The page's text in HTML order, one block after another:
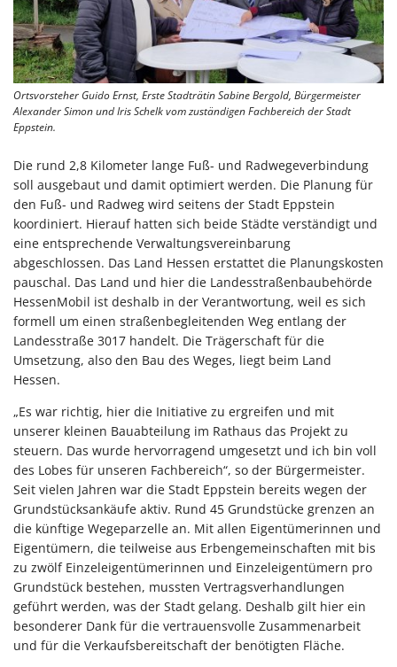
Ortsvorsteher Guido Ernst, Erste Stadträtin Sabine Bergold, Bürgermeister
Alexander Simon und Iris Schelk vom zuständigen Fachbereich der Stadt
Eppstein.
Die rund 2,8 Kilometer lange Fuß- und Radwegeverbindung
soll ausgebaut und damit optimiert werden. Die Planung für
den Fuß- und Radweg wird seitens der Stadt Eppstein
koordiniert. Hierauf hatten sich beide Städte verständigt und
eine entsprechende Verwaltungsvereinbarung
abgeschlossen. Das Land Hessen erstattet die Planungskosten
pauschal. Das Land und hier die Landesstraßenbaubehörde
HessenMobil ist deshalb in der Verantwortung, weil es sich
formell um einen straßenbegleitenden Weg entlang der
Landesstraße 3017 handelt. Die Trägerschaft für die
Umsetzung, also den Bau des Weges, liegt beim Land
Hessen.
„Es war richtig, hier die Initiative zu ergreifen und mit
unserer kleinen Bauabteilung im Rathaus das Projekt zu
steuern. Das wurde hervorragend umgesetzt und ich bin voll
des Lobes für unseren Fachbereich“, so der Bürgermeister.
Seit vielen Jahren war die Stadt Eppstein bereits wegen der
Grundstücksankäufe aktiv. Rund 45 Grundstücke grenzen an
die künftige Wegeparzelle an. Mit allen Eigentümerinnen und
Eigentümern, die teilweise aus Erbengemeinschaften mit bis
zu zwölf Einzeleigentümerinnen und Einzeleigentümern pro
Grundstück bestehen, mussten Vertragsverhandlungen
geführt werden, was der Stadt gelang. Deshalb gilt hier ein
besonderer Dank für die vertrauensvolle Zusammenarbeit
und für die Verkaufsbereitschaft der benötigten Fläche.